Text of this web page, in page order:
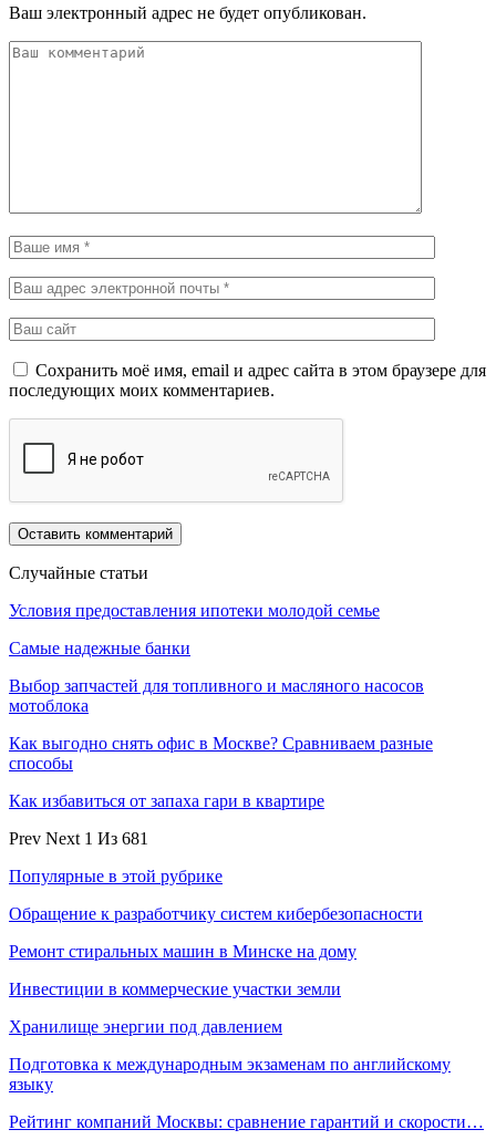
Ваш электронный адрес не будет опубликован.
Сохранить моё имя, email и адрес сайта в этом браузере для
последующих моих комментариев.
Случайные статьи
Условия предоставления ипотеки молодой семье
Самые надежные банки
Выбор запчастей для топливного и масляного насосов
мотоблока
Как выгодно снять офис в Москве? Сравниваем разные
способы
Как избавиться от запаха гари в квартире
Prev Next 1 Из 681
Популярные в этой рубрике
Обращение к разработчику систем кибербезопасности
Ремонт стиральных машин в Минске на дому
Инвестиции в коммерческие участки земли
Хранилище энергии под давлением
Подготовка к международным экзаменам по английскому
языку
Рейтинг компаний Москвы: сравнение гарантий и скорости…